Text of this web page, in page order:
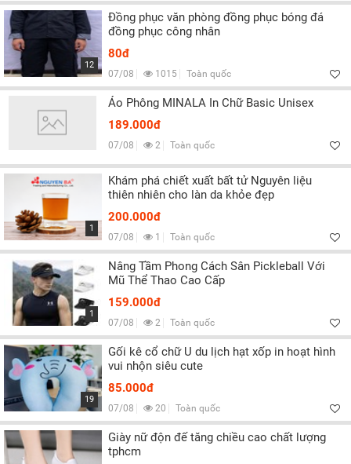
12
Đồng phục văn phòng đồng phục bóng đá
đồng phục công nhân
80đ
07/08 1015 Toàn quốc
Áo Phông MINALA In Chữ Basic Unisex
189.000đ
07/08 2 Toàn quốc
1
Khám phá chiết xuất bất tử Nguyên liệu
thiên nhiên cho làn da khỏe đẹp
200.000đ
07/08 1 Toàn quốc
1
Nâng Tầm Phong Cách Sân Pickleball Với
Mũ Thể Thao Cao Cấp
159.000đ
07/08 2 Toàn quốc
19
Gối kê cổ chữ U du lịch hạt xốp in hoạt hình
vui nhộn siêu cute
85.000đ
07/08 20 Toàn quốc
Giày nữ độn đế tăng chiều cao chất lượng
tphcm